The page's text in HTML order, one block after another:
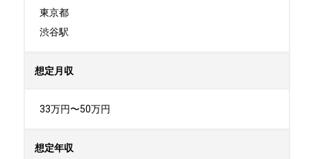
東京都
渋谷駅
想定月収
33万円〜50万円
想定年収